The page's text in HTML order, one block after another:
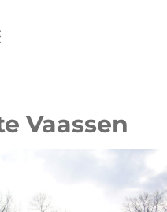
Vaassen